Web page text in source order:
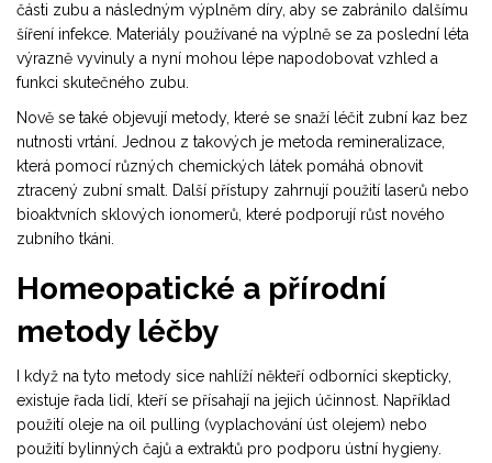
části zubu a následným výplněm díry, aby se zabránilo dalšímu
šíření infekce. Materiály používané na výplně se za poslední léta
výrazně vyvinuly a nyní mohou lépe napodobovat vzhled a
funkci skutečného zubu.
Nově se také objevují metody, které se snaží léčit zubní kaz bez
nutnosti vrtání. Jednou z takových je metoda remineralizace,
která pomocí různých chemických látek pomáhá obnovit
ztracený zubní smalt. Další přístupy zahrnují použití laserů nebo
bioaktvních sklových ionomerů, které podporují růst nového
zubního tkáni.
Homeopatické a přírodní
metody léčby
I když na tyto metody sice nahlíží někteří odborníci skepticky,
existuje řada lidí, kteří se přísahají na jejich účinnost. Například
použití oleje na oil pulling (vyplachování úst olejem) nebo
použití bylinných čajů a extraktů pro podporu ústní hygieny.